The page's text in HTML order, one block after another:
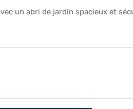
un abri de jardin spacieux et